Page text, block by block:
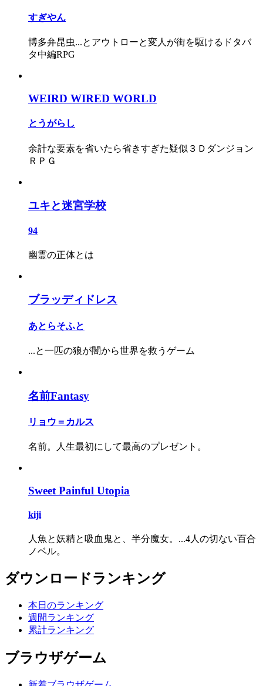
すぎやん
博多弁昆虫...とアウトローと変人が街を駆けるドタバ
タ中編RPG
WEIRD WIRED WORLD
とうがらし
余計な要素を省いたら省きすぎた疑似３Ｄダンジョン
ＲＰＧ
ユキと迷宮学校
94
幽霊の正体とは
ブラッディドレス
あとらそふと
...と一匹の狼が闇から世界を救うゲーム
名前Fantasy
リョウ＝カルス
名前。人生最初にして最高のプレゼント。
Sweet Painful Utopia
kiji
人魚と妖精と吸血鬼と、半分魔女。...4人の切ない百合
ノベル。
ダウンロードランキング
本日のランキング
週間ランキング
累計ランキング
ブラウザゲーム